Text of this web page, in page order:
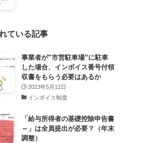
ている記事
事業者が”市営駐車場”に駐車
した場合、インボイス番号付領
収書をもらう必要はあるか
2023年5月11日
インボイス制度
「給与所得者の基礎控除申告書
～」は全員提出が必要？（年末
調整）